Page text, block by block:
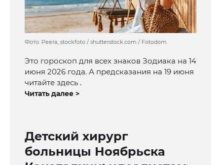
Фото: Peera_stockfoto / shutterstock.com / Fotodom
Это гороскоп для всех знаков Зодиака на 14
июня 2026 года. А предсказания на 19 июня
читайте здесь .
Читать далее >
Детский хирург
больницы Ноябрьска